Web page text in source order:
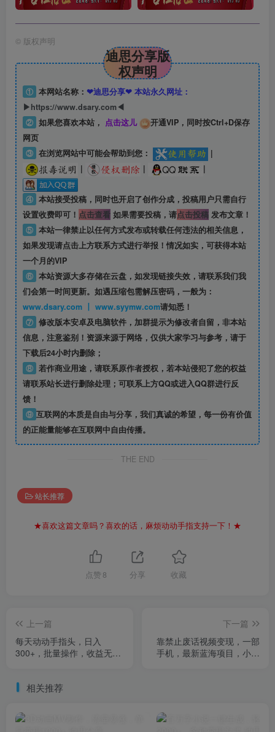
© 版权声明
迪思分享版
权声明
① 本网站名称： ❤迪思分享❤ 本站永久网址：
▶https://www.dsary.com◀
② 如果您喜欢本站， 点击这儿
开通VIP，同时按Ctrl+D保存
网页
③ 在浏览网站中可能会帮助到您：
|
|
| |
④ 本站接受投稿，同时也开启了创作分成，投稿用户只需自行
设置收费即可！ 点击查看如果需要投稿，请点击投稿发布文章！
⑤ 本站一律禁止以任何方式发布或转载任何违法的相关信息，
如果发现请点击上方联系方式进行举报！情况如实，可获得本站
一个月的VIP
⑥ 本站资源大多存储在云盘，如发现链接失效，请联系我们我
们会第一时间更新。如遇压缩包需解压密码，一般为：
www.dsary.com 丨 www.syymw.com请知悉！
⑦ 修改版本安卓及电脑软件，加群提示为修改者自留， 非本站
信息，注意鉴别！资源来源于网络，仅供大家学习与参考，请于
下载后24小时内删除；
⑧ 若作商业用途，请联系原作者授权，若本站侵犯了您的权益
请联系站长进行删除处理；可联系上方QQ或进入QQ群进行反
馈！
⑨ 互联网的本质是自由与分享，我们真诚的希望，每一份有价值
的正能量能够在互联网中自由传播。
THE END
站长推荐
★喜欢这篇文章吗？喜欢的话，麻烦动动手指支持一下！★
点赞 8 分享 收藏
上一篇
每天动动手指头，日入
300+，批量操作，收益无上
下一篇
靠禁止废话视频变现，一部
手机，最新蓝海项目，小白
相关推荐